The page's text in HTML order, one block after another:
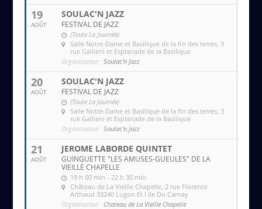
19
AOÛT
SOULAC'N JAZZ
FESTIVAL DE JAZZ
(Toute La Journée)
Salle Notre-Dame et Basilique de la fin des terres , 3
rue Gallieni et Esplanade de la Basilique
Organisateur: Soulac'n Jazz
20
AOÛT
SOULAC'N JAZZ
FESTIVAL DE JAZZ
(Toute La Journée)
Salle Notre-Dame et Basilique de la fin des terres , 3
rue Gallieni et Esplanade de la Basilique
Organisateur: Soulac'n Jazz
21
AOÛT
JEROME LABORDE QUINTET
GUINGUETTE "LES AMUSES-GUEULES" DE LA
VIEILLE CHAPELLE
19 h 00 min - 22 h 30 min
Château de La Vieille Chapelle , 2 rue Florence
Arthaud 33240 Lugon Et l Ile Du Carnay
Organisateur: Chateau de La Vieille Chapelle